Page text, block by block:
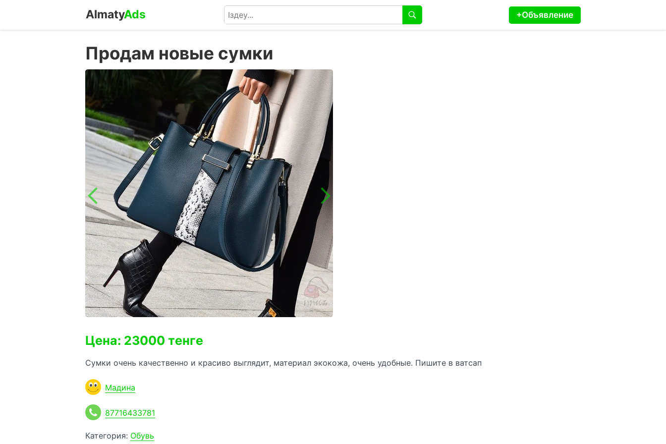
AlmatyAds +Объявление
Продам новые сумки
Цена: 23000 тенге
Сумки очень качественно и красиво выглядит, материал экокожа, очень удобные. Пишите в ватсап
Мадина
87716433781
Категория: Обувь